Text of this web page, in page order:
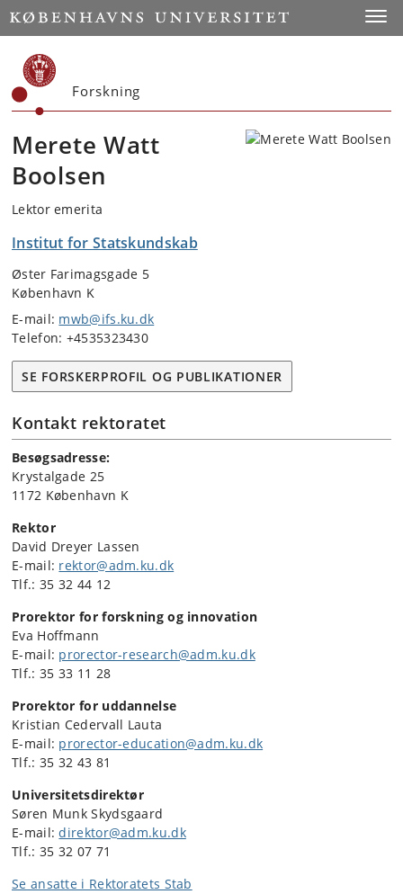
Start
Forskning
Merete Watt
Boolsen
Lektor emerita
Institut for Statskundskab
Øster Farimagsgade 5
København K
E-mail: mwb@ifs.ku.dk
Telefon: +4535323430
SE FORSKERPROFIL OG PUBLIKATIONER
Kontakt rektoratet
Besøgsadresse:
Krystalgade 25
1172 København K
Rektor
David Dreyer Lassen
E-mail: rektor@adm.ku.dk
Tlf.: 35 32 44 12
Prorektor for forskning og innovation
Eva Hoffmann
E-mail: prorector-research@adm.ku.dk
Tlf.: 35 33 11 28
Prorektor for uddannelse
Kristian Cedervall Lauta
E-mail: prorector-education@adm.ku.dk
Tlf.: 35 32 43 81
Universitetsdirektør
Søren Munk Skydsgaard
E-mail:direktor@adm.ku.dk
Tlf.: 35 32 07 71
Se ansatte i Rektoratets Stab